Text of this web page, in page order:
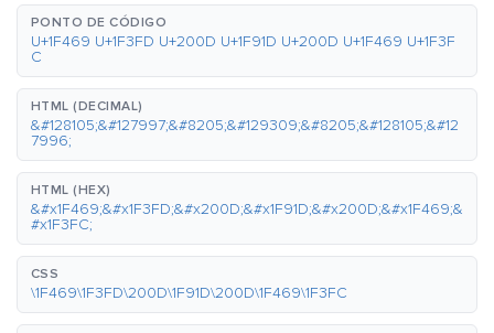
PONTO DE CÓDIGO
U+1F469 U+1F3FD U+200D U+1F91D U+200D U+1F469 U+1F3F
C
HTML (DECIMAL)
&#128105;&#127997;&#8205;&#129309;&#8205;&#128105;&#12
7996;
HTML (HEX)
&#x1F469;&#x1F3FD;&#x200D;&#x1F91D;&#x200D;&#x1F469;&
#x1F3FC;
CSS
\1F469\1F3FD\200D\1F91D\200D\1F469\1F3FC